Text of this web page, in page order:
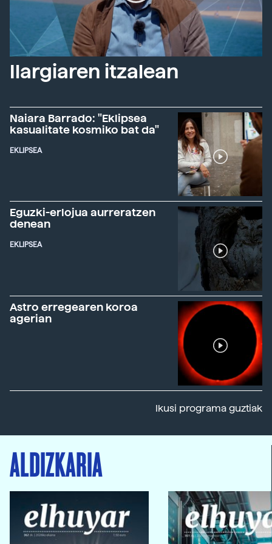
Ilargiaren itzalean
Naiara Barrado: "Eklipsea
kasualitate kosmiko bat da"
EKLIPSEA
Eguzki-erlojua aurreratzen
denean
EKLIPSEA
Astro erregearen koroa
agerian
Ikusi programa guztiak
ALDIZKARIA